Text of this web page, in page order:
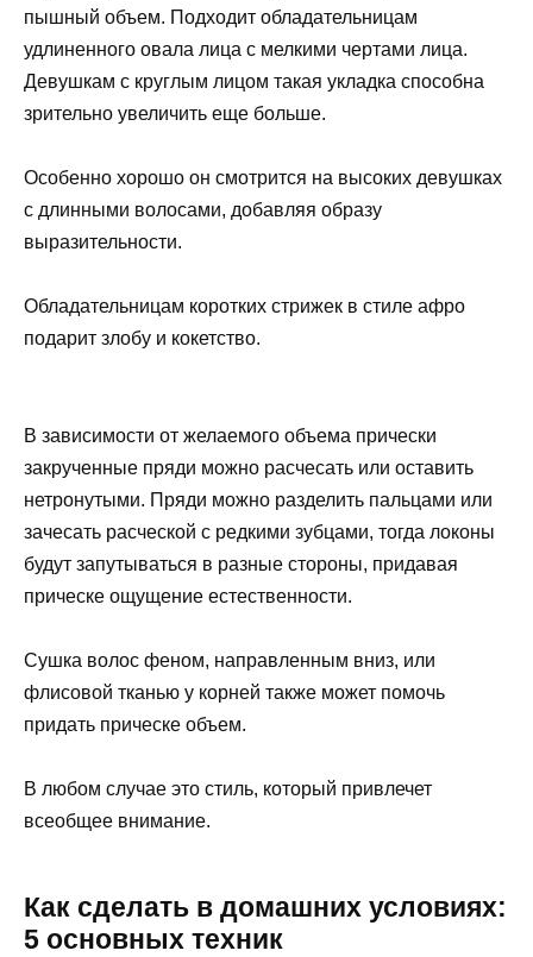
пышный объем. Подходит обладательницам
удлиненного овала лица с мелкими чертами лица.
Девушкам с круглым лицом такая укладка способна
зрительно увеличить еще больше.
Особенно хорошо он смотрится на высоких девушках
с длинными волосами, добавляя образу
выразительности.
Обладательницам коротких стрижек в стиле афро
подарит злобу и кокетство.
В зависимости от желаемого объема прически
закрученные пряди можно расчесать или оставить
нетронутыми. Пряди можно разделить пальцами или
зачесать расческой с редкими зубцами, тогда локоны
будут запутываться в разные стороны, придавая
прическе ощущение естественности.
Сушка волос феном, направленным вниз, или
флисовой тканью у корней также может помочь
придать прическе объем.
В любом случае это стиль, который привлечет
всеобщее внимание.
Как сделать в домашних условиях:
5 основных техник